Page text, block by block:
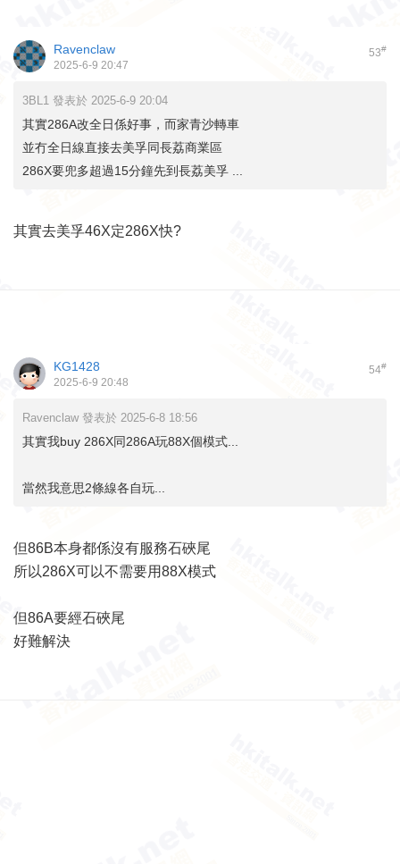
53#
Ravenclaw
2025-6-9 20:47
3BL1 發表於 2025-6-9 20:04
其實286A改全日係好事，而家青沙轉車
並冇全日線直接去美孚同長荔商業區
286X要兜多超過15分鐘先到長荔美孚 ...
其實去美孚46X定286X快?
54#
KG1428
2025-6-9 20:48
Ravenclaw 發表於 2025-6-8 18:56
其實我buy 286X同286A玩88X個模式...
當然我意思2條線各自玩...
但86B本身都係沒有服務石硤尾
所以286X可以不需要用88X模式
但86A要經石硤尾
好難解決